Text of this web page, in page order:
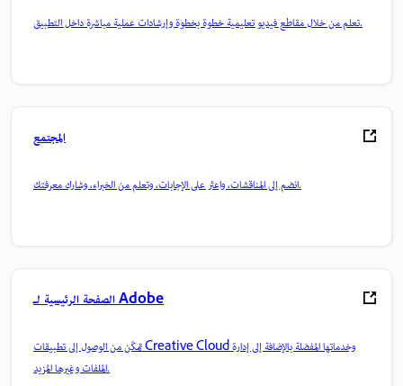
تعلم من خلال مقاطع فيديو تعليمية خطوة بخطوة وإرشادات عملية مباشرة داخل التطبيق.
المجتمع
انضم إلى المناقشات، واعثر على الإجابات، وتعلم من الخبراء، وشارك معرفتك.
الصفحة الرئيسية لـ Adobe
تمكّن من الوصول إلى تطبيقات Creative Cloud وخدماتها المفضلة بالإضافة إلى إدارة
الملفات وغيرها المزيد.